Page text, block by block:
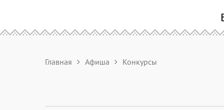
Главная Афиша Конкурсы